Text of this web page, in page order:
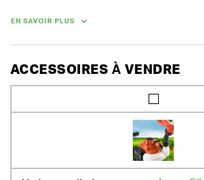
EN SAVOIR PLUS
ACCESSOIRES À VENDRE